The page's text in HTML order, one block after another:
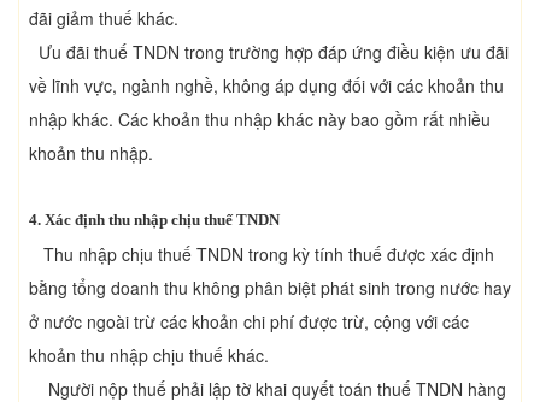
đãi giảm thuế khác.
Ưu đãi thuế TNDN trong trường hợp đáp ứng điều kiện ưu đãi
về lĩnh vực, ngành nghề, không áp dụng đối với các khoản thu
nhập khác. Các khoản thu nhập khác này bao gồm rất nhiều
khoản thu nhập.
4. Xác định thu nhập chịu thuế TNDN
Thu nhập chịu thuế TNDN trong kỳ tính thuế được xác định
bằng tổng doanh thu không phân biệt phát sinh trong nước hay
ở nước ngoài trừ các khoản chi phí được trừ, cộng với các
khoản thu nhập chịu thuế khác.
Người nộp thuế phải lập tờ khai quyết toán thuế TNDN hàng